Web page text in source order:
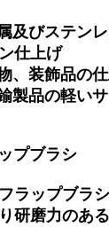
及びステン
仕上げ
、装飾品の
製品の軽い
プブラシ
ラップブラ
研磨力のあ